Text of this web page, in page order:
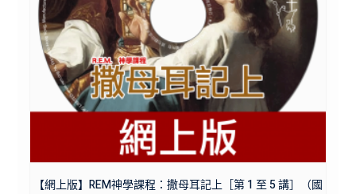
【網上版】REM神學課程：撒母耳記上［第 1 至 5 講］（國